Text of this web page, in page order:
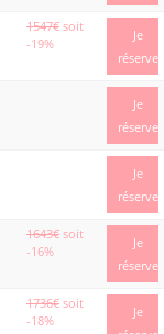
1547€ soit
-19%
Je
réserve
Je
réserve
Je
réserve
1643€ soit
-16%
Je
réserve
1736€ soit
-18%
Je